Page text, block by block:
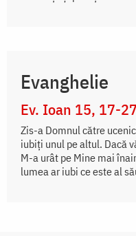
Evanghelie
Ev. Ioan 15, 17-
Zis-a Domnul către
iubiți unul pe altul. Dacă
M-a urât pe Mine mai
lumea ar iubi ce este al